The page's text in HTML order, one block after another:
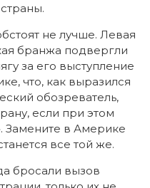
не лучше. Левая
бранжа подвергли
за его выступление
что, как выразился
обозреватель,
если при этом
Замените в Америке
все той же.
бросали вызов